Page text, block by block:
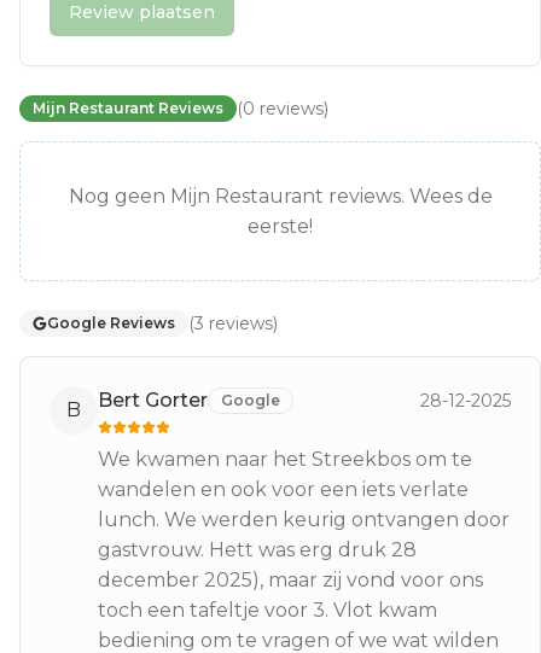
Review plaatsen
Mijn Restaurant Reviews (0 reviews)
Nog geen Mijn Restaurant reviews. Wees de
eerste!
Google Reviews (3 reviews)
B Bert Gorter Google 28-12-2025
We kwamen naar het Streekbos om te
wandelen en ook voor een iets verlate
lunch. We werden keurig ontvangen door
gastvrouw. Hett was erg druk 28
december 2025), maar zij vond voor ons
toch een tafeltje voor 3. Vlot kwam
bediening om te vragen of we wat wilden